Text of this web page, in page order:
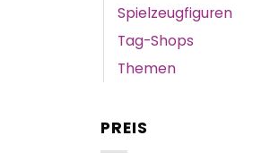
Spielzeugfiguren
Tag-Shops
Themen
PREIS